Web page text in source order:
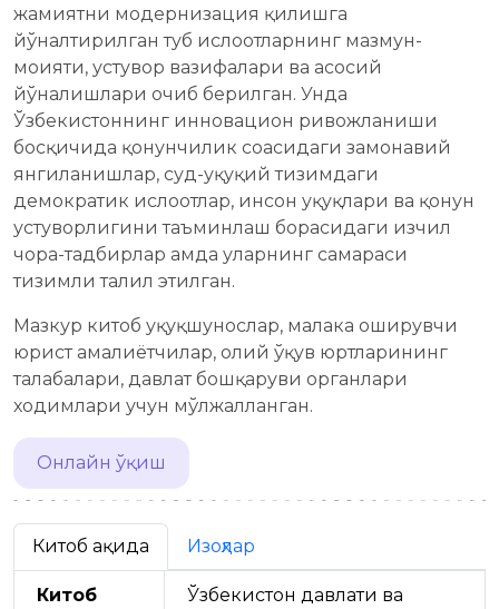
жамиятни модернизация қилишга
йўналтирилган туб ислоҳотларнинг мазмун-
моҳияти, устувор вазифалари ва асосий
йўналишлари очиб берилган. Унда
Ўзбекистоннинг инновацион ривожланиши
босқичида қонунчилик соҳасидаги замонавий
янгиланишлар, суд-ҳуқуқий тизимдаги
демократик ислоҳотлар, инсон ҳуқуқлари ва қонун
устуворлигини таъминлаш борасидаги изчил
чора-тадбирлар ҳамда уларнинг самараси
тизимли таҳлил этилган.
Мазкур китоб ҳуқуқшунослар, малака оширувчи
юрист амалиётчилар, олий ўқув юртларининг
талабалари, давлат бошқаруви органлари
ходимлари учун мўлжалланган.
Онлайн ўқиш
Китоб ҳақида Изоҳлар
Китоб
Ўзбекистон давлати ва